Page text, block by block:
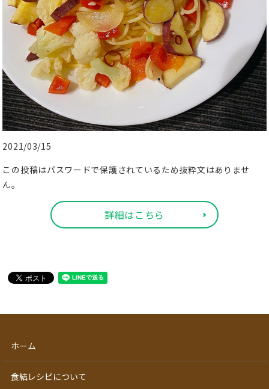
2021/03/15
この投稿はパスワードで保護されているため抜粋文はありませ
ん。
詳細はこちら
ホーム
食結レシピについて